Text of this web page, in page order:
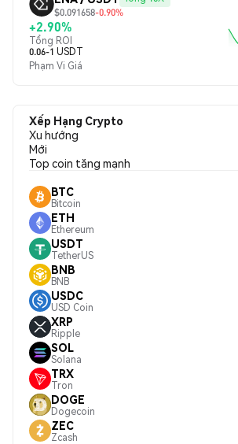
$0.091658-0.90%
+2.90%
Tổng ROI
0.06-1 USDT
Phạm Vi Giá
Xếp Hạng Crypto
Xu hướng
Mới
Top coin tăng mạnh
BTC
Bitcoin
ETH
Ethereum
USDT
TetherUS
BNB
BNB
USDC
USD Coin
XRP
Ripple
SOL
Solana
TRX
Tron
DOGE
Dogecoin
ZEC
Zcash